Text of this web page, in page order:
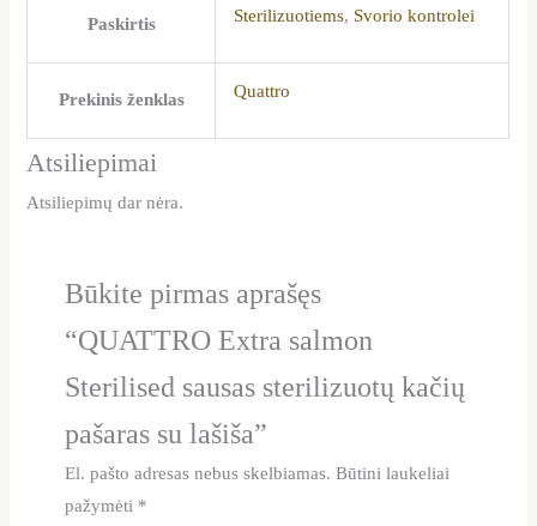
Paskirtis Sterilizuotiems, Svorio kontrolei
Prekinis ženklas Quattro
Atsiliepimai
Atsiliepimų dar nėra.
Būkite pirmas aprašęs
“QUATTRO Extra salmon
Sterilised sausas sterilizuotų kačių
pašaras su lašiša”
El. pašto adresas nebus skelbiamas. Būtini laukeliai
pažymėti *